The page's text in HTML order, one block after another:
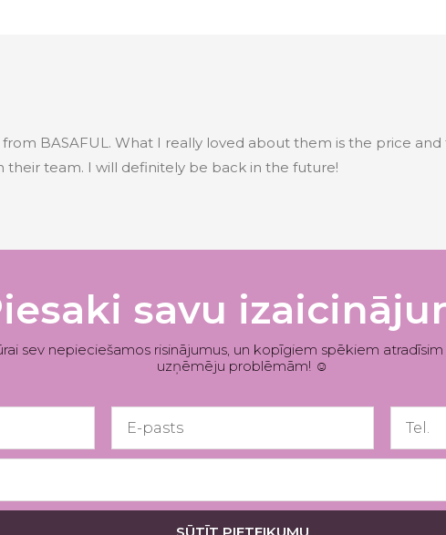
BASAFUL. What I really loved about them is the price and
their team. I will definitely be back in the future!
savu
sev nepieciešamos risinājumus, un kopīgiem spēkiem
uzņēmēju problēmām! ☺
Email Tel.